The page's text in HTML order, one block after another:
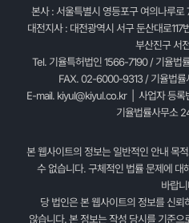
본사 : 서울특별시 영등포구 여의나루
대전지사 : 대전광역시 서구 둔산대로
부산진구 서
Tel. 기율특허법인 1566-7190 / 기율
FAX. 02-6000-9313 / 기율법
E-mail. kiyul@kiyul.co.kr| 사업자 등록
기율법률사무소
본 웹사이트의 정보는 일반적인 안내 목
수 없습니다. 구체적인 법률 문제에 대
바랍
당 법인은 본 웹사이트의 정보를 신
않습니다. 본 정보는 작성 당시를 기준